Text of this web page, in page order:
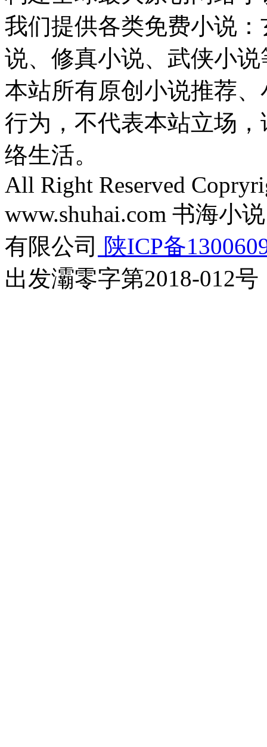
我们提供各类免费小说
说、修真小说、武侠小
本站所有原创小说推荐
行为，不代表本站立场
络生活。
All Right Reserved
www.shuhai.com 书海小
有限公司 陕ICP备
出发灞零字第2018-012号